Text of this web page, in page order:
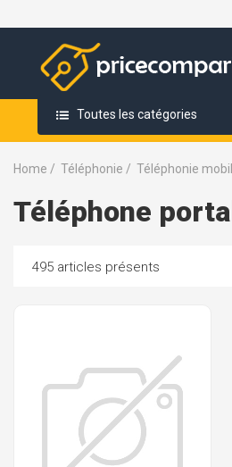
Toutes les catégories
Home / Téléphonie / Téléphonie
Téléphone
495 articles présents